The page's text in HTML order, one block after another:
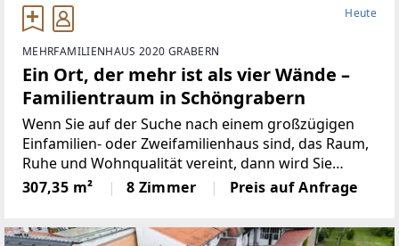
Heute
MEHRFAMILIENHAUS 2020 GRABERN
Ein Ort, der mehr ist als vier Wände –
Familientraum in Schöngrabern
Wenn Sie auf der Suche nach einem großzügigen
Einfamilien- oder Zweifamilienhaus sind, das Raum,
Ruhe und Wohnqualität vereint, dann wird Sie
dieses Objekt überzeugen.Die Liegenschaft befindet
sich in Schöngrabern im Bezirk Hollabrunn,
307,35 m² 8 Zimmer Preis auf Anfrage